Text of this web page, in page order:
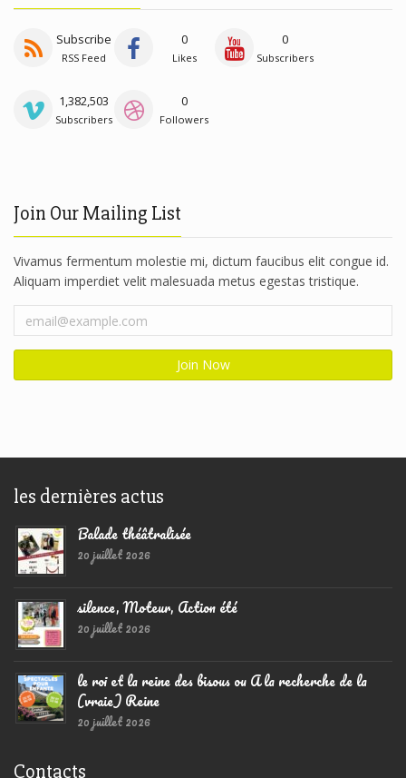
Subscribe
RSS Feed
0
Likes
0
Subscribers
1,382,503
Subscribers
0
Followers
Join Our Mailing List
Vivamus fermentum molestie mi, dictum faucibus elit congue id.
Aliquam imperdiet velit malesuada metus egestas tristique.
les dernières actus
Balade théâtralisée
20 juillet 2026
silence, Moteur, Action été
20 juillet 2026
le roi et la reine des bisous ou A la recherche de la
(vraie) Reine
20 juillet 2026
Contacts